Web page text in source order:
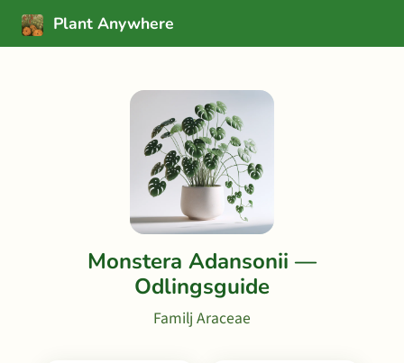
Plant Anywhere
Monstera Adansonii —
Odlingsguide
Familj Araceae